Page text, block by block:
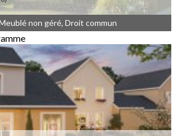
000,00 €
non géré, Droit commun